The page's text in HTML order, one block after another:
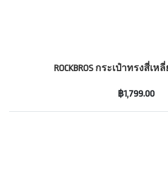
ROCKBROS กระเป๋าทรงสี่เห
฿1,799.00